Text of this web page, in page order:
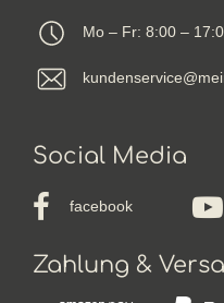
Mo – Fr: 8:00 –
Social Media
facebook
Zahlung &